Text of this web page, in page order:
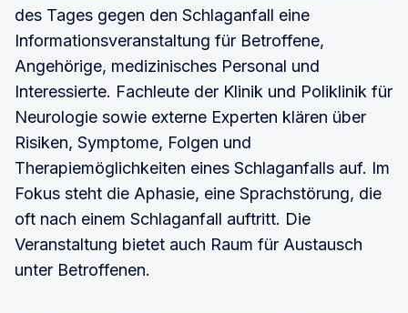
des Tages gegen den Schlaganfall eine
Informationsveranstaltung für Betroffene,
Angehörige, medizinisches Personal und
Interessierte. Fachleute der Klinik und Poliklinik für
Neurologie sowie externe Experten klären über
Risiken, Symptome, Folgen und
Therapiemöglichkeiten eines Schlaganfalls auf. Im
Fokus steht die Aphasie, eine Sprachstörung, die
oft nach einem Schlaganfall auftritt. Die
Veranstaltung bietet auch Raum für Austausch
unter Betroffenen.